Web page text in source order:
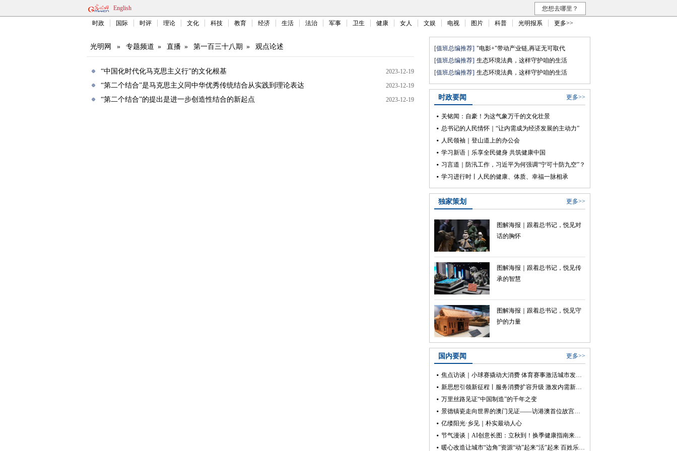
English 您想去哪里？
时政 国际 时评 理论 文化 科技 教育 经济 生活 法治 军事 卫生 健康 女人 文娱 电视 图片 科普 光明报系 更多>>
光明网 » 专题频道 » 直播 » 第一百三十八期 » 观点论述
“中国化时代化马克思主义行”的文化根基 2023-12-19
“第二个结合”是马克思主义同中华优秀传统结合从实践到理论表达 2023-12-19
“第二个结合”的提出是进一步创造性结合的新起点 2023-12-19